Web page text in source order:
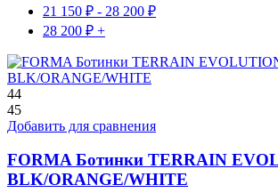
21 150 ₽ - 28 200 ₽
28 200 ₽ +
44
45
Добавить для сравнения
FORMA Ботинки TERRAIN
BLK/ORANGE/WHITE